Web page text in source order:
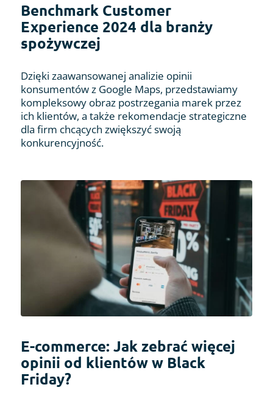
Benchmark Customer
Experience 2024 dla branży
spożywczej
Dzięki zaawansowanej analizie opinii
konsumentów z Google Maps, przedstawiamy
kompleksowy obraz postrzegania marek przez
ich klientów, a także rekomendacje strategiczne
dla firm chcących zwiększyć swoją
konkurencyjność.
E-commerce: Jak zebrać więcej
opinii od klientów w Black
Friday?